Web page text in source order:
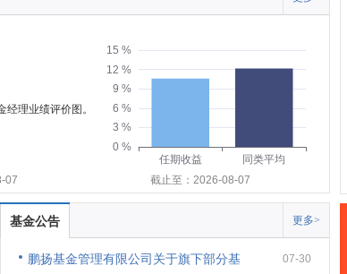
经理业绩评价图。
0 %
3 %
6 %
9 %
12 %
15 %
任期收益
同类平均
07
截止至：2026-08-07
基金公告 更多>
鹏扬基金管理有限公司关于旗下部分基 07-30